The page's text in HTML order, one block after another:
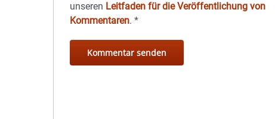
unseren Leitfaden für die Veröffentlichung von
Kommentaren.*